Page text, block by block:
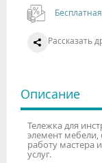
Рассказать
Описание
Тележка для
элемент мебели,
работу мастера
услуг.